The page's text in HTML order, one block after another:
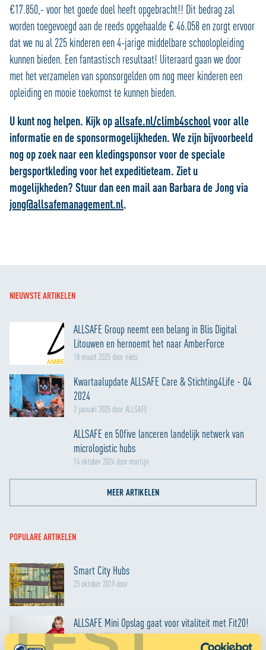
€17.850,- voor het goede doel heeft opgebracht!! Dit bedrag zal
worden toegevoegd aan de reeds opgehaalde € 46.058 en zorgt ervoor
dat we nu al 225 kinderen een 4-jarige middelbare schoolopleiding
kunnen bieden. Een fantastisch resultaat! Uiteraard gaan we door
met het verzamelen van sponsorgelden om nog meer kinderen een
opleiding en mooie toekomst te kunnen bieden.
U kunt nog helpen. Kijk opallsafe.nl/climb4schoolvoor alle
informatie en de sponsormogelijkheden. We zijn bijvoorbeeld
nog op zoek naar een kledingsponsor voor de speciale
bergsportkleding voor het expeditieteam. Ziet u
mogelijkheden? Stuur dan een mail aan Barbara de Jong via
jong@allsafemanagement.nl.
NIEUWSTE ARTIKELEN
ALLSAFE Group neemt een belang in Blis Digital
Litouwen en hernoemt het naar AmberForce
18 maart 2025 door niels
Kwartaalupdate ALLSAFE Care & Stichting4Life - Q4
2024
2 januari 2025 door ALLSAFE
ALLSAFE en 50five lanceren landelijk netwerk van
micrologistic hubs
14 oktober 2024 door martijn
MEER ARTIKELEN
POPULARE ARTIKELEN
Smart City Hubs
23 oktober 2019 door
ALLSAFE Mini Opslag gaat voor vitaliteit met Fit20!
10 februari 2016 door